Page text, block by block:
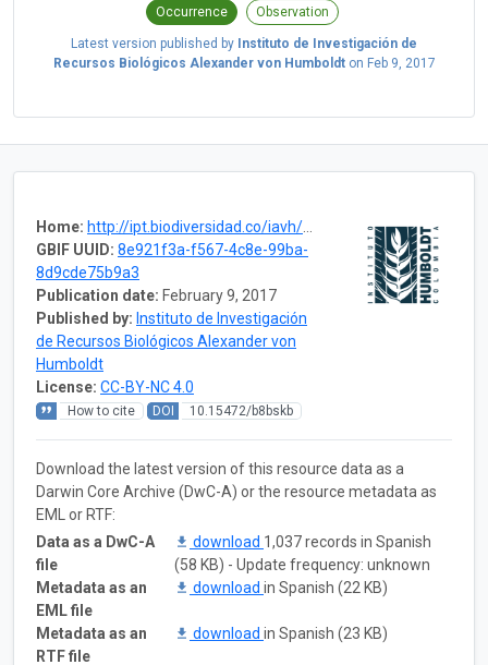
Occurrence Observation
Latest version published by Instituto de Investigación de
Recursos Biológicos Alexander von Humboldton Feb 9, 2017
Home: http://ipt.biodiversidad.co/iavh/resource.do?r=rrbb_caracterizacion_poblacion_chiguiros
GBIF UUID: 8e921f3a-f567-4c8e-99ba-
8d9cde75b9a3
Publication date: February 9, 2017
Published by: Instituto de Investigación
de Recursos Biológicos Alexander von
Humboldt
License: CC-BY-NC 4.0
How to cite DOI 10.15472/b8bskb
Download the latest version of this resource data as a
Darwin Core Archive (DwC-A) or the resource metadata as
EML or RTF:
Data as a DwC-A
file
download 1,037 records in Spanish
(58 KB) - Update frequency: unknown
Metadata as an
EML file
download in Spanish (22 KB)
Metadata as an
RTF file
download in Spanish (23 KB)